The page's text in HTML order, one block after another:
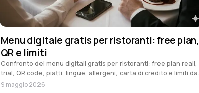
Menu digitale gratis per ristoranti: free plan,
QR e limiti
Confronto dei menu digitali gratis per ristoranti: free plan reali,
trial, QR code, piatti, lingue, allergeni, carta di credito e limiti da
controllare prima di stampare il QR.
9 maggio 2026